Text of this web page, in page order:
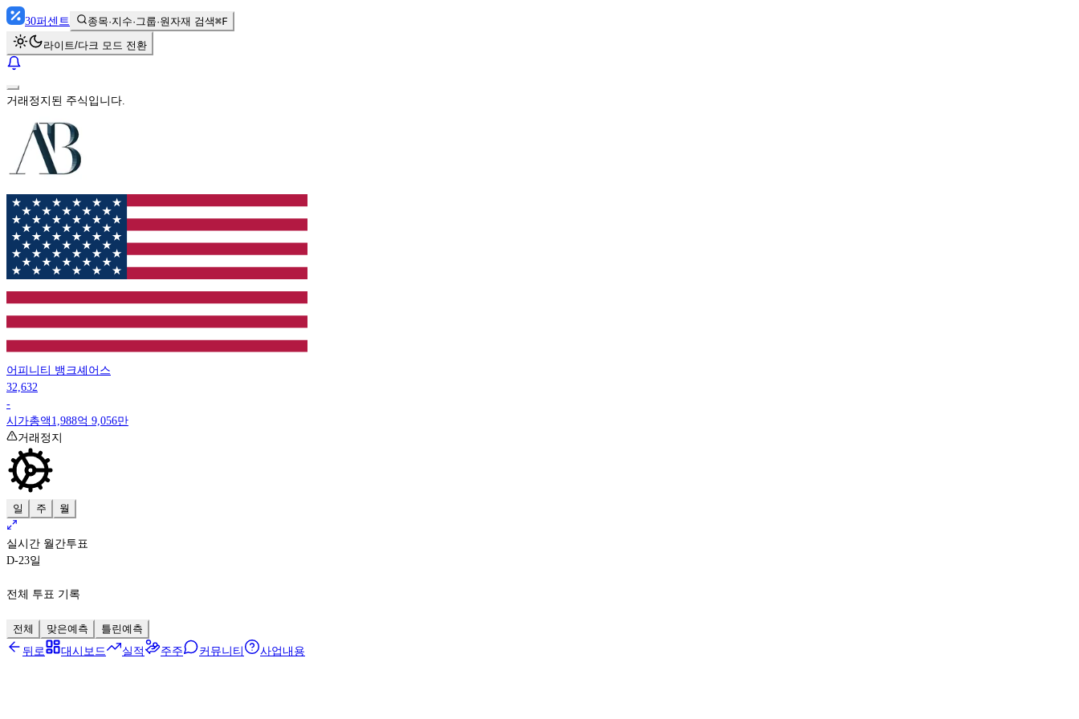
30퍼센트 종목·지수·그룹·원자재 검색⌘F
라이트/다크 모드 전환
거래정지된 주식입니다.
어피니티 뱅크셰어스
32,632
-
시가총액 1,988억 9,056만
거래정지
일 주 월
실시간 월간투표
D-23일
전체 투표 기록
전체 맞은예측
틀린예측
뒤로
대시보드 실적 주주 커뮤니티 사업내용